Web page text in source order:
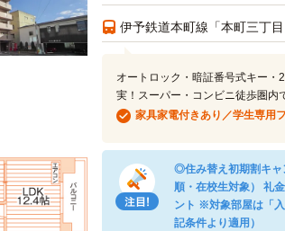
伊予鉄道本町線「本町三丁
オートロック・暗証番号式キー
実！スーパー・コンビニ徒歩圏内
家具家電付きあり／学生専用
◎住み替え初期割キ
順・在校生対象） 礼
ント ※対象部屋は「
記条件より適用）